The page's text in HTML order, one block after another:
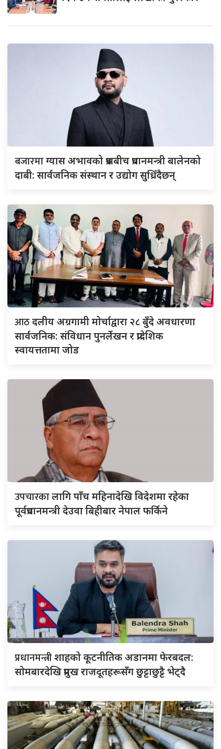
बजारमाग्यास अभावको प्रश्नबीच प्रधानमन्त्री बालेनको
दाबी: सार्वजनिक संस्थान र उद्योग सुध्रिँदैछन्
आठदलीय अग्रगामी मोर्चाद्वारा २८ बुँदे अवधारणा
सार्वजनिक: संविधान पुनर्लेखन र प्रादेशिक
स्वायत्ततामा जोड
उपचारकालागि पाँच महिनादेखि विदेशमा रहेका
पूर्वप्रधानमन्त्री देउवा बिहीबार नेपाल फर्किने
प्रधानमन्त्रीशाहको कूटनीतिक अडानमा फेरबदल:
सोमबारदेखि प्रमुख राजदूतहरूसँग छुट्टाछुट्टै भेट्दै